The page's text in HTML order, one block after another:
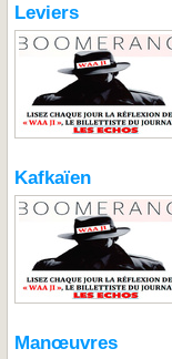
Leviers
Kafkaïen
Manœuvres